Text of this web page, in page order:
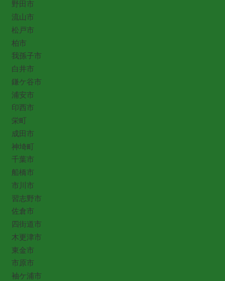
野田市
流山市
松戸市
柏市
我孫子市
白井市
鎌ケ谷市
浦安市
印西市
栄町
成田市
神埼町
千葉市
船橋市
市川市
習志野市
佐倉市
四街道市
木更津市
東金市
市原市
袖ケ浦市